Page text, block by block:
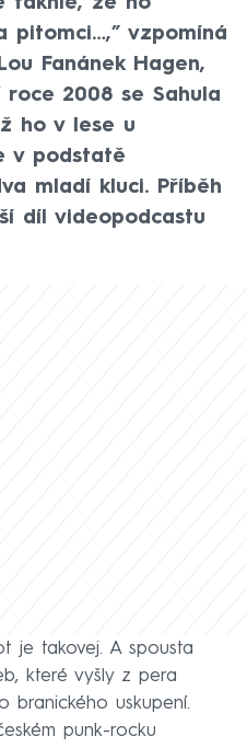
pitomci…,” vzpomíná
Fanánek Hagen,
2008 se Sahula
ho v lese u
v podstatě
mladí kluci. Příběh
díl videopodcastu
je takovej. A spousta
které vyšly z pera
branického uskupení.
punk-rocku